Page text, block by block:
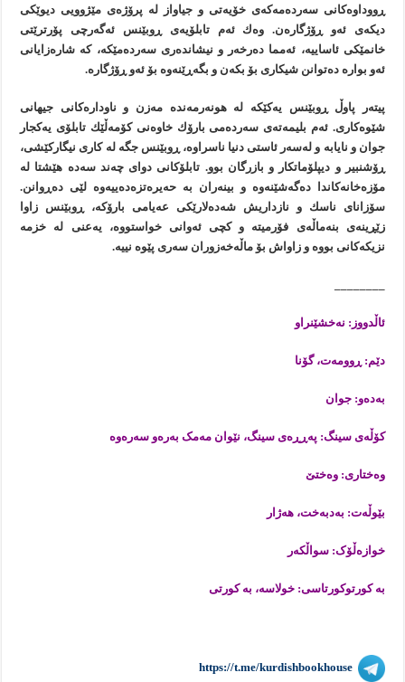
ڕووداوەكانی سەردەمەكەی خۆیەتی و جیاواز لە پرۆژەی مێژوویی دیوێكی
دیكەی ئەو ڕۆژگارەن. وەك ئەم تابلۆیەی ڕوبێنس ئەگەرچی پۆرترێتی
خانمێكی ئاساییە، ئەمما دەرخەر و نیشاندەری سەردەمێكە، كە شارەزایانی
ئەو بوارە دەتوانن شیكاری بۆ بكەن و بگەڕێنەوە بۆ ئەو ڕۆژگارە.
پیتەر پاوڵ ڕوبێنس یەكێكە لە هونەرمەندە مەزن و ناودارەكانی جیهانی
شێوەكاری. ئەم بلیمەتەی سەردەمی بارۆك خاوەنی كۆمەڵێك تابلۆی یەكجار
جوان و نایابە و لەسەر ئاستی دنیا ناسراوە، ڕوبێنس جگە لە كاری نیگاركێشی،
ڕۆشنبیر و دیپلۆماتكار و بازرگان بوو. تابلۆكانی دوای چەند سەدە هێشتا لە
مۆزەخانەكاندا دەگەشێنەوە و بینەران بە حەیرەتزەدەییەوە لێی دەڕوانن.
سۆزانای ناسك و نازداریش شەدەلارێكی عەیامی بارۆكە، ڕوبێنس زاوا
زێڕینەی بنەماڵەی فۆرمیتە و كچی ئەوانی خواستووە، یەعنی لە خزمە
نزیكەكانی بووە و زاواش بۆ ماڵەخەزوران سەری پێوە نییە.
ئاڵدووز: نەخشێنراو
دێم: ڕوومەت، گۆنا
بەدەو: جوان
کۆڵەی سینگ: پەڕڕەی سینگ، نێوان مەمک بەرەو سەرەوە
وەختاری: وەختێ
بێوڵەت: بەدبەخت، هەژار
خوازەڵۆک: سواڵکەر
بە کورتوکورتاسی: خولاسە، بە کورتی
https://t.me/kurdishbookhouse